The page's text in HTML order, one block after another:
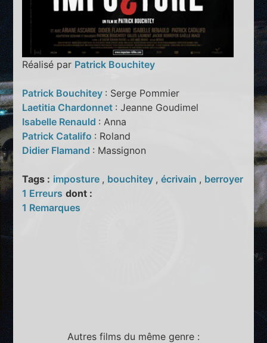
Réalisé par Patrick Bouchitey
Patrick Bouchitey : Serge Pommier
Laetitia Chardonnet : Jeanne Goudimel
Isabelle Renauld : Anna
Patrick Catalifo : Roland
Didier Flamand : Massignon
Tags : imposture , bouchitey ,écrivain , berroyer
1 Erreurs dont :
1 Remarques
Autres films du même genre :